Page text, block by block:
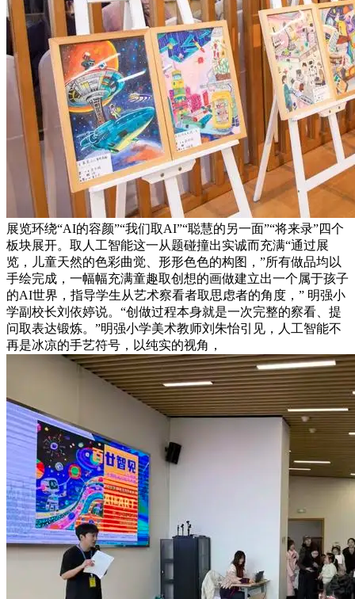
展览环绕“AI的容颜”“我们取AI”“聪慧的另一面”“将来录”四个
板块展开。取人工智能这一从题碰撞出实诚而充满“通过展
览，儿童天然的色彩曲觉、形形色色的构图，”所有做品均以
手绘完成，一幅幅充满童趣取创想的画做建立出一个属于孩子
的AI世界，指导学生从艺术察看者取思虑者的角度，” 明强小
学副校长刘依婷说。“创做过程本身就是一次完整的察看、提
问取表达锻炼。”明强小学美术教师刘朱怡引见，人工智能不
再是冰凉的手艺符号，以纯实的视角，